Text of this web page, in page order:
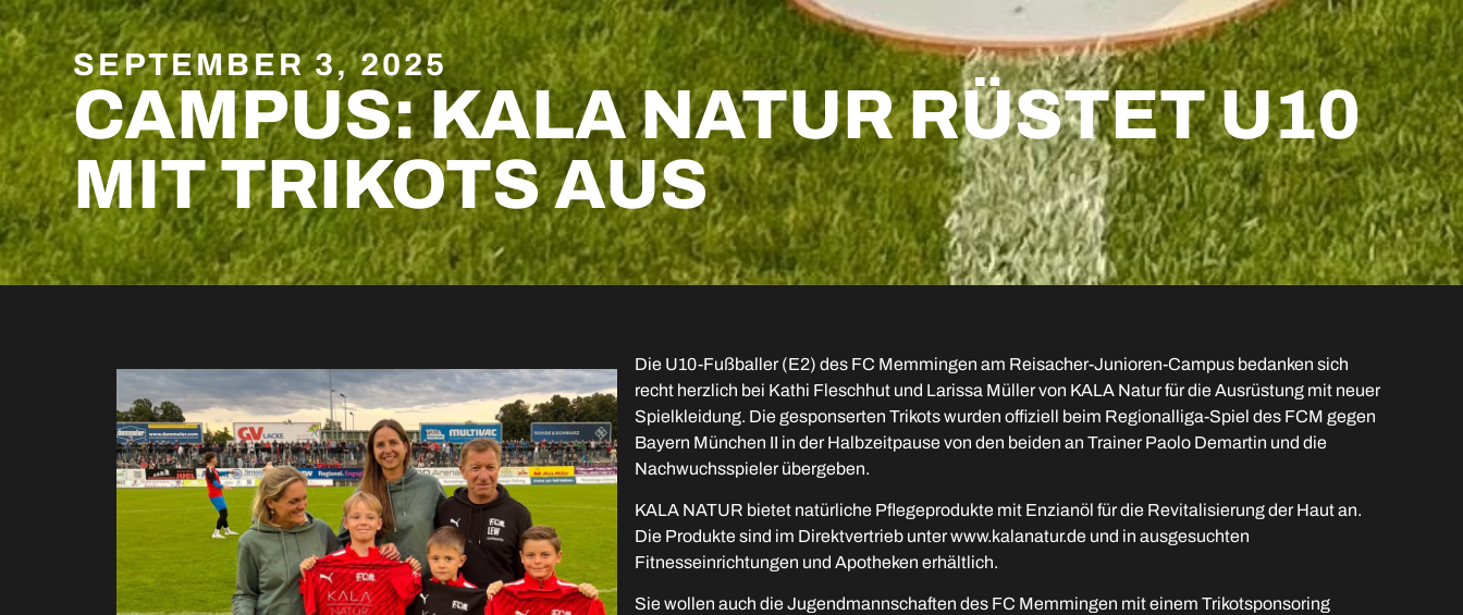
SEPTEMBER 3, 2025
CAMPUS: KALA NATUR RÜSTET U10
MIT TRIKOTS AUS
Die U10-Fußballer (E2) des FC Memmingen am Reisacher-Junioren-Campus bedanken sich
recht herzlich bei Kathi Fleschhut und Larissa Müller von KALA Natur für die Ausrüstung mit neuer
Spielkleidung. Die gesponserten Trikots wurden offiziell beim Regionalliga-Spiel des FCM gegen
Bayern München II in der Halbzeitpause von den beiden an Trainer Paolo Demartin und die
Nachwuchsspieler übergeben.
KALA NATUR bietet natürliche Pflegeprodukte mit Enzianöl für die Revitalisierung der Haut an.
Die Produkte sind im Direktvertrieb unter www.kalanatur.de und in ausgesuchten
Fitnesseinrichtungen und Apotheken erhältlich.
Sie wollen auch die Jugendmannschaften des FC Memmingen mit einem Trikotsponsoring